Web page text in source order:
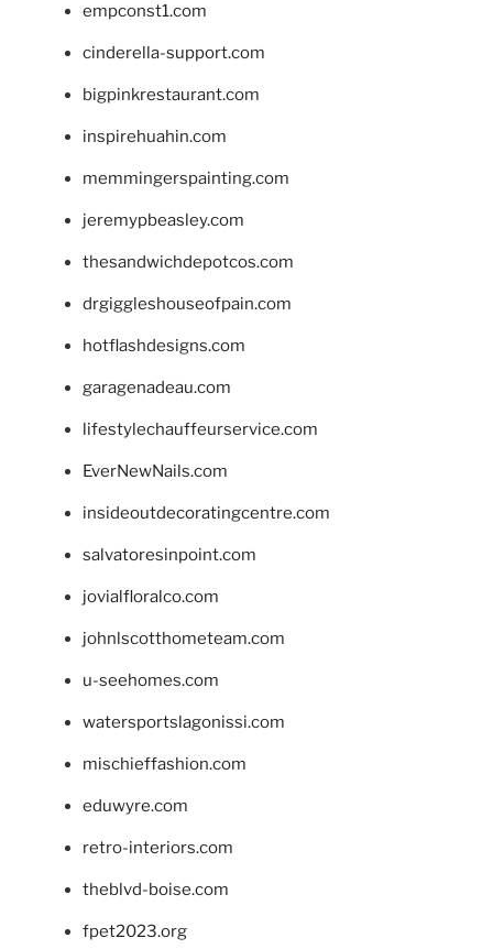
empconst1.com
cinderella-support.com
bigpinkrestaurant.com
inspirehuahin.com
memmingerspainting.com
jeremypbeasley.com
thesandwichdepotcos.com
drgiggleshouseofpain.com
hotflashdesigns.com
garagenadeau.com
lifestylechauffeurservice.com
EverNewNails.com
insideoutdecoratingcentre.com
salvatoresinpoint.com
jovialfloralco.com
johnlscotthometeam.com
u-seehomes.com
watersportslagonissi.com
mischieffashion.com
eduwyre.com
retro-interiors.com
theblvd-boise.com
fpet2023.org